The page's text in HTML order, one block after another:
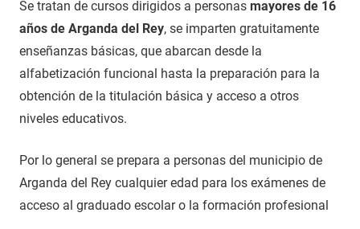
Se tratan de cursos dirigidos a personas mayores de 16
años de Arganda del Rey, se imparten gratuitamente
enseñanzas básicas, que abarcan desde la
alfabetización funcional hasta la preparación para la
obtención de la titulación básica y acceso a otros
niveles educativos.
Por lo general se prepara a personas del municipio de
Arganda del Rey cualquier edad para los exámenes de
acceso al graduado escolar o la formación profesional